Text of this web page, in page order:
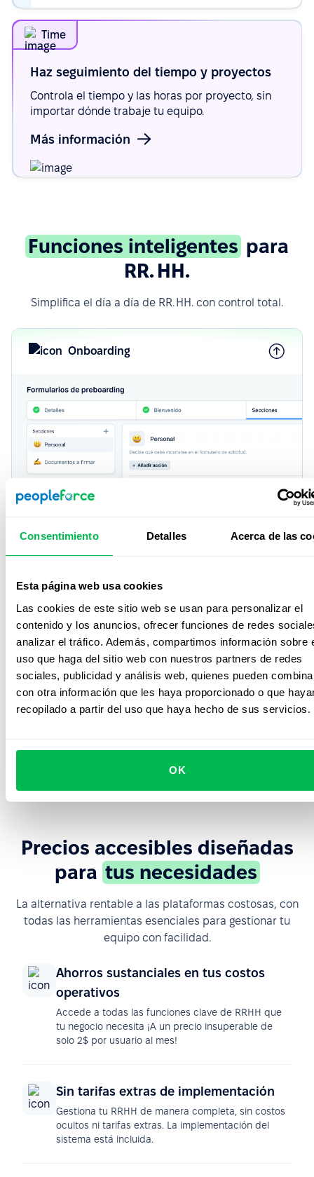
Consentimiento Detalles Acerca de las
Esta página web usa cookies
Las cookies de este sitio web se usan para personalizar el
contenido y los anuncios, ofrecer funciones de redes
analizar el tráfico. Además, compartimos información sobre
uso que haga del sitio web con nuestros partners de redes
sociales, publicidad y análisis web, quienes pueden
con otra información que les haya proporcionado o que
recopilado a partir del uso que haya hecho de sus servicios.
OK
Time
Haz seguimiento del tiempo y proyectos
Controla el tiempo y las horas por proyecto, sin
importar dónde trabaje tu equipo.
Más información
Funciones inteligentes para
RR. HH.
Simplifica el día a día de RR. HH. con control total.
Onboarding
Onboarding & Offboarding
Ofrece experiencias de onboarding y offboarding
asegurando que cada persona se sienta acompañada y
Más información
Workflows
Formularios
Precios accesibles diseñadas
para tus necesidades
La alternativa rentable a las plataformas costosas, con
todas las herramientas esenciales para gestionar tu
equipo con facilidad.
Ahorros sustanciales en tus costos
operativos
Accede a todas las funciones clave de RRHH que
tu negocio necesita ¡A un precio insuperable de
solo 2$ por usuario al mes!
Sin tarifas extras de implementación
Gestiona tu RRHH de manera completa, sin costos
ocultos ni tarifas extras. La implementación del
sistema está incluida.